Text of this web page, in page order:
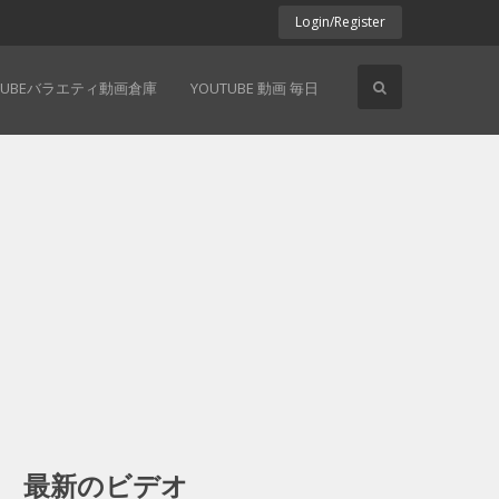
Login/Register
バラエティ動画倉庫 YOUTUBE 動画 毎日
最新のビデオ